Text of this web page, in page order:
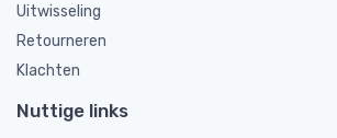
Uitwisseling
Retourneren
Klachten
Nuttige links